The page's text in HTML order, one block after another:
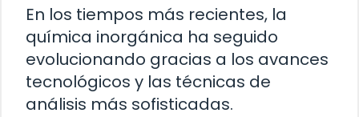
En los tiempos más recientes, la
química inorgánica ha seguido
evolucionando gracias a los avances
tecnológicos y las técnicas de
análisis más sofisticadas.